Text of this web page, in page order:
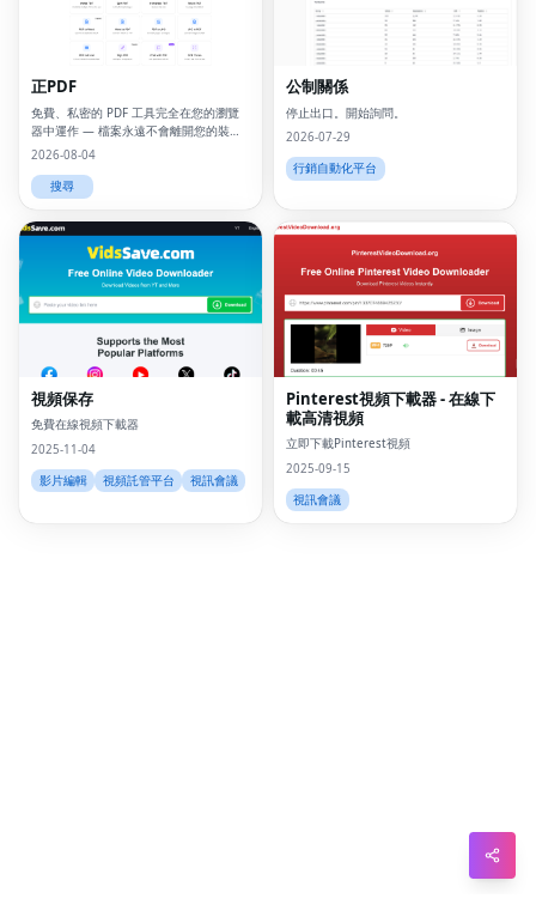
正PDF
免費、私密的 PDF 工具完全在您的瀏覽
器中運作 — 檔案永遠不會離開您的裝
置。
2026-08-04
搜尋
公制關係
停止出口。開始詢問。
2026-07-29
行銷自動化平台
視頻保存
免費在線視頻下載器
2025-11-04
影片編輯
視頻託管平台 視訊會議
Pinterest視頻下載器 - 在線下
載高清視頻
立即下載Pinterest視頻
2025-09-15
視訊會議